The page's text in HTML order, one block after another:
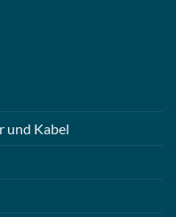
und Kabel